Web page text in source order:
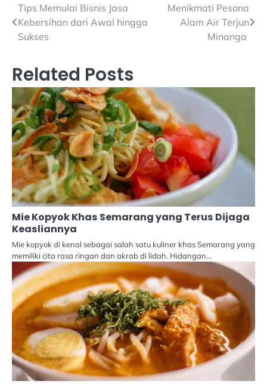
Navigasi
pos
Tips Memulai Bisnis Jasa
Kebersihan dari Awal hingga
Sukses
Menikmati Pesona
Alam Air Terjun
Minanga
Related Posts
Mie Kopyok Khas Semarang yang Terus Dijaga
Keasliannya
Mie kopyok di kenal sebagai salah satu kuliner khas Semarang yang
memiliki cita rasa ringan dan akrab di lidah. Hidangan…